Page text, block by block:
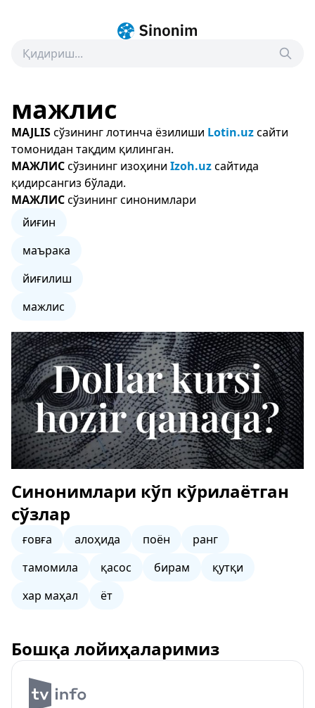
мажлис
MAJLISсўзининг лотинча ёзилиши Lotin.uzсайти
томонидан тақдим қилинган.
МАЖЛИСсўзининг изоҳини Izoh.uzсайтида
қидирсангиз бўлади.
МАЖЛИСсўзининг синонимлари
йиғин
маърака
йиғилиш
мажлис
Синонимлари кўп кўрилаётган
сўзлар
ғовға алоҳида поён
ранг
тамомила
қасос бирам
қутқи
хар маҳал
ёт
Бошқа лойиҳаларимиз